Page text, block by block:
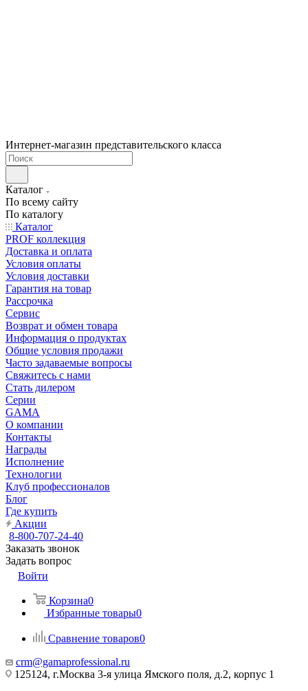
Интернет-магазин представительского класса
Каталог
По всему сайту
По каталогу
Каталог
PROF коллекция
Доставка и оплата
Условия оплаты
Условия доставки
Гарантия на товар
Рассрочка
Сервис
Возврат и обмен товара
Информация о продуктах
Общие условия продажи
Часто задаваемые вопросы
Свяжитесь с нами
Стать дилером
Серии
GAMA
О компании
Контакты
Награды
Исполнение
Технологии
Клуб профессионалов
Блог
Где купить
Акции
8-800-707-24-40
Заказать звонок
Задать вопрос
Войти
Корзина0
Избранные товары0
Сравнение товаров0
crm@gamaprofessional.ru
125124, г.Москва 3-я улица Ямского поля, д.2, корпус 1